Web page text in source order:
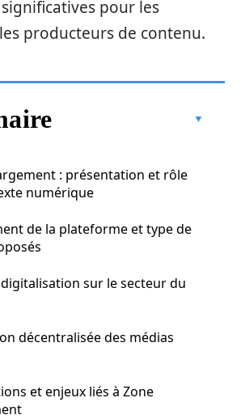
pour les
producteurs de contenu.
: présentation et rôle
numérique
de la plateforme et type de
sur le secteur du
décentralisée des médias
et enjeux liés à Zone